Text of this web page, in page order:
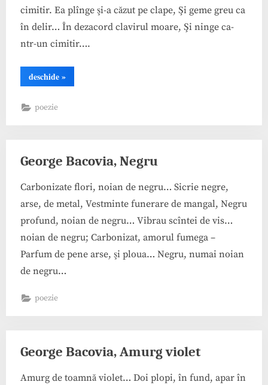
cimitir. Ea plînge şi-a căzut pe clape, Şi geme greu ca
în delir… În dezacord clavirul moare, Şi ninge ca-
ntr-un cimitir….
deschide“George
Bacovia,
»
poezie
George Bacovia, Negru
Carbonizate flori, noian de negru… Sicrie negre,
arse, de metal, Vestminte funerare de mangal, Negru
profund, noian de negru… Vibrau scîntei de vis…
noian de negru; Carbonizat, amorul fumega –
Parfum de pene arse, şi ploua… Negru, numai noian
de negru…
poezie
George Bacovia, Amurg violet
Amurg de toamnă violet… Doi plopi, în fund, apar în